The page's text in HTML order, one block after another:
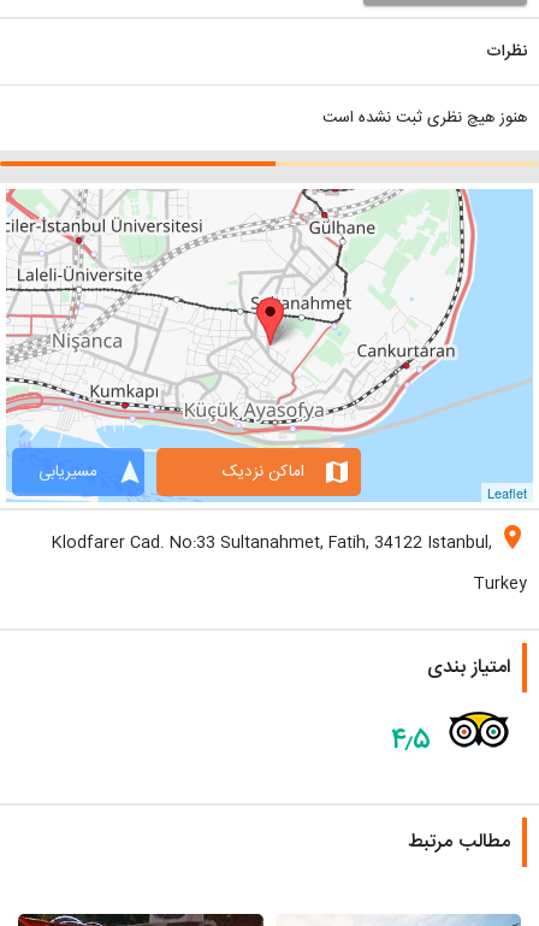
نظرات
هنوز هیچ نظری ثبت نشده است
Leaflet
navigation مسیریابی map اماکن نزدیک
location_on
Klodfarer Cad. No:33 Sultanahmet, Fatih, 34122 Istanbul,
Turkey
امتیاز بندی
۴٫۵
مطالب مرتبط